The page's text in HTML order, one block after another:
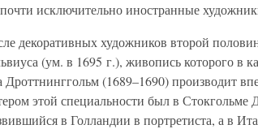
исключительно иностранные
декоративных художников второй
(ум. в 1695 г.), живопись которого в
Дроттнинггольм (1689–1690) производит
этой специальности был в Стокгольме
в Голландии в портретиста, а в